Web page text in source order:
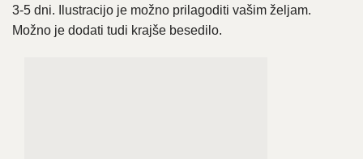
3-5 dni. Ilustracijo je možno prilagoditi vašim željam.
Možno je dodati tudi krajše besedilo.